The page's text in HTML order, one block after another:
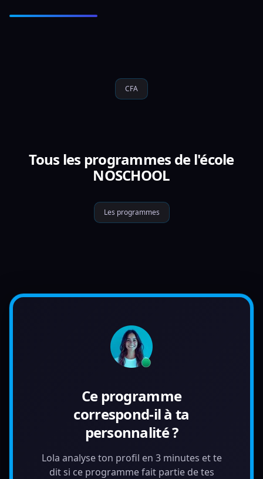
CFA
Tous les programmes de l'école
NOSCHOOL
Les programmes
Ce programme
correspond-il à ta
personnalité ?
Lola analyse ton profil en 3 minutes et te
dit si ce programme fait partie de tes